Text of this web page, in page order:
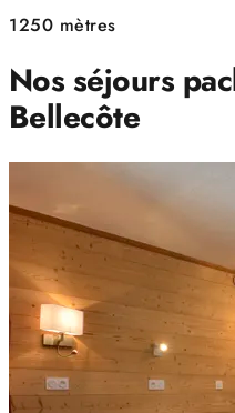
1250 mètres
Nos séjours
Bellecôte